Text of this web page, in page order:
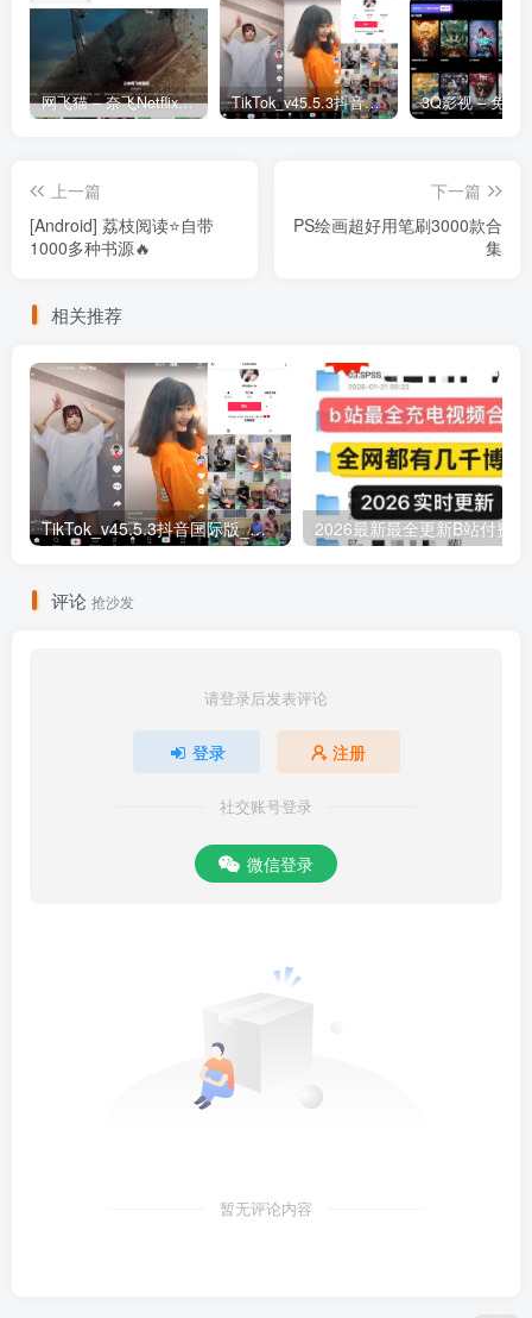
网飞猫 – 奈飞Netflix免费看 TikTok_v45.5.3抖音国际版_免拔卡解锁全球版
上一篇
[Android] 荔枝阅读⭐️自带
1000多种书源🔥
下一篇
PS绘画超好用笔刷3000款合
集
相关推荐
TikTok_v45.5.3抖音国际版_免拔卡解锁全球版
评论 抢沙发
请登录后发表评论
登录 注册
社交账号登录
微信登录
暂无评论内容